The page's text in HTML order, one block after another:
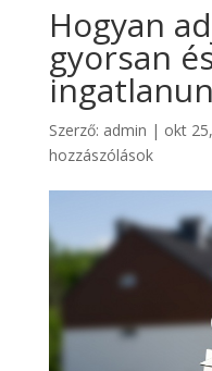
Hogyan
gyorsan
Szerző: admin | okt
hozzászólások